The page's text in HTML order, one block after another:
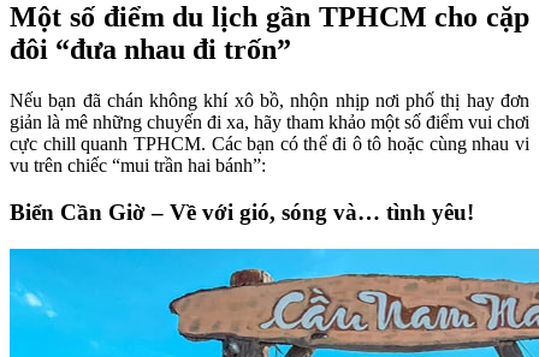
Một số điểm du lịch gần TPHCM cho cặp
đôi “đưa nhau đi trốn”
Nếu bạn đã chán không khí xô bồ, nhộn nhịp nơi phố thị hay đơn
giản là mê những chuyến đi xa, hãy tham khảo một số điểm vui chơi
cực chill quanh TPHCM. Các bạn có thể đi ô tô hoặc cùng nhau vi
vu trên chiếc “mui trần hai bánh”:
Biển Cần Giờ – Về với gió, sóng và… tình yêu!